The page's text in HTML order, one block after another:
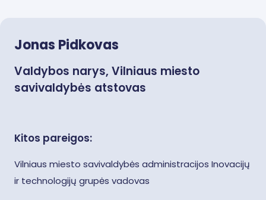
Jonas Pidkovas
Valdybos narys, Vilniaus miesto
savivaldybės atstovas
Kitos pareigos:
Vilniaus miesto savivaldybės administracijos Inovacijų
ir technologijų grupės vadovas